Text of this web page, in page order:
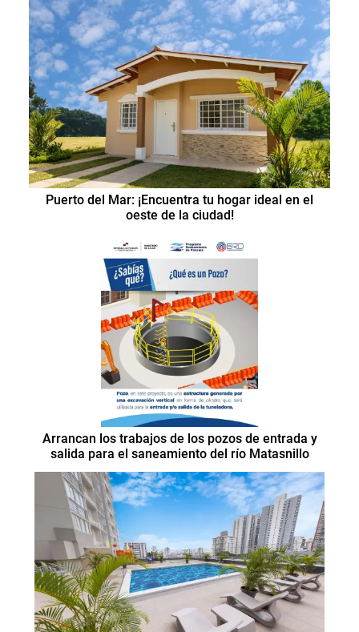
Puerto del Mar: ¡Encuentra tu hogar ideal en el
oeste de la ciudad!
Arrancan los trabajos de los pozos de entrada y
salida para el saneamiento del río Matasnillo